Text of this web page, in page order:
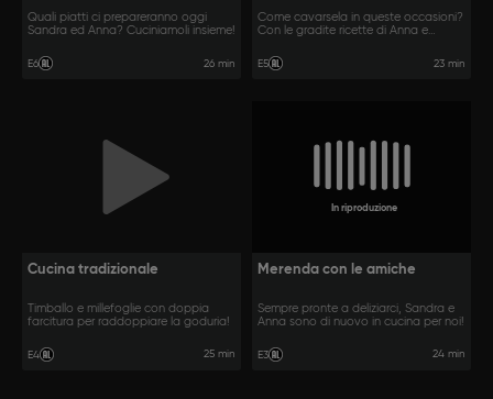
Quali piatti ci prepareranno oggi
Sandra ed Anna? Cuciniamoli insieme!
E6 26 min
Come cavarsela in queste occasioni?
Con le gradite ricette di Anna e
E5 23 min
Cucina tradizionale
Timballo e millefoglie con doppia
farcitura per raddoppiare la goduria!
E4 25 min
In riproduzione
Merenda con le amiche
Sempre pronte a deliziarci, Sandra e
Anna sono di nuovo in cucina per noi!
E3 24 min